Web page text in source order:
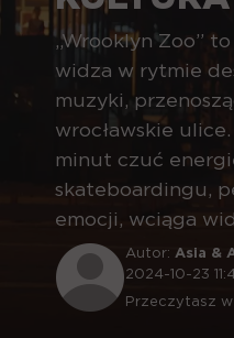
„Wrooklyn Zoo”
widza w rytmie
muzyki,
wrocławskie
minut czuć
skateboardingu,
emocji, wciąga
Autor: Asia &
2024-10-23
Przeczytasz w